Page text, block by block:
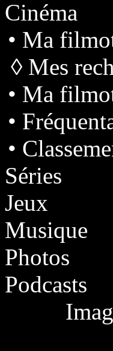
Cinéma
• Ma
◊ Mes
• Ma
•
•
Séries
Jeux
Musique
Photos
Podcasts